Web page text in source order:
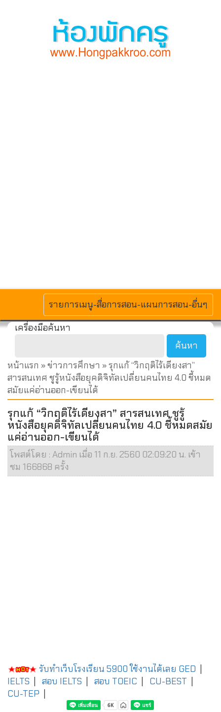
MENU
รายการเมนู-สื่อการสอน-แผนการสอน-อื่นๆ
เครื่องมือค้นหา
หน้าแรก »ข่าวการศึกษา » รุกแก้ “วิกฤติไร้เดียงสา”
สารสนเทศ ชูรู้หนังสือยุคดิจิทัลเปลี่ยนคนไทย 4.0 ชี้หมด
สมัยแค่อ่านออก-เขียนได้
รุกแก้ “วิกฤติไร้เดียงสา” สารสนเทศ ชูรู้
หนังสือยุคดิจิทัลเปลี่ยนคนไทย 4.0 ชี้หมดสมัย
แค่อ่านออก-เขียนได้
โพสต์โดย : Admin เมื่อ 11 ก.ย. 2560 02:09:20 น. เข้า
ชม 166868 ครั้ง
รับทำเว็บโรงเรียน 5900 ใช้งานได้เลย GED
IELTS
สอบ IELTS สอบ TOEIC CU-BEST
CU-TEP